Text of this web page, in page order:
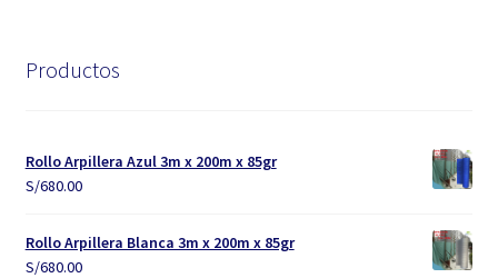
Productos
Rollo Arpillera Azul 3m x 200m x 85gr
S/680.00
Rollo Arpillera Blanca 3m x 200m x 85gr
S/680.00